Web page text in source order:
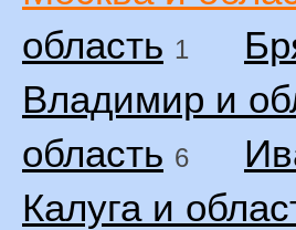
область 1
Владимир и
область 6
Калуга и